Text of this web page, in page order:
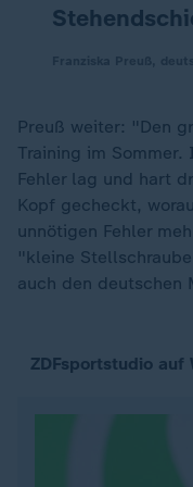
Preuß weiter: "Den
Training im
Fehler lag und hart
Kopf gecheckt,
unnötigen Fehler
"kleine
auch den deutschen
ZDFsportstudio auf